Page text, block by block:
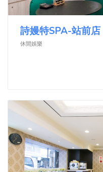
詩嫚特SPA-站前店
休閒娛樂